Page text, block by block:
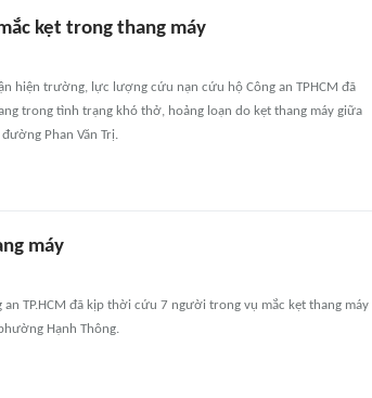
kẹt trong thang máy
hiện trường, lực lượng cứu nạn cứu hộ Công an TPHCM đã
trong tình trạng khó thở, hoảng loạn do kẹt thang máy giữa
Phan Văn Trị.
máy
an TP.HCM đã kịp thời cứu 7 người trong vụ mắc kẹt thang máy
Hạnh Thông.